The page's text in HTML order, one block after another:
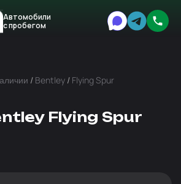
Автомобили
с пробегом
/ Bentley / Flying Spur
Flying Spur